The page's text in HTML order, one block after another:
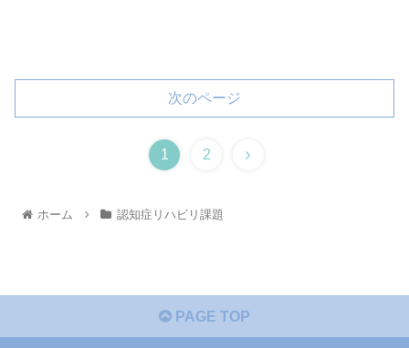
次のページ
1 2
ホーム 認知症リハビリ課題
PAGE TOP